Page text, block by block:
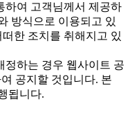
하여 고객님께서 제공하
방식으로 이용되고 있
한 조치를 취해지고 있
정하는 경우 웹사이트 공
공지할 것입니다. 본
됩니다.